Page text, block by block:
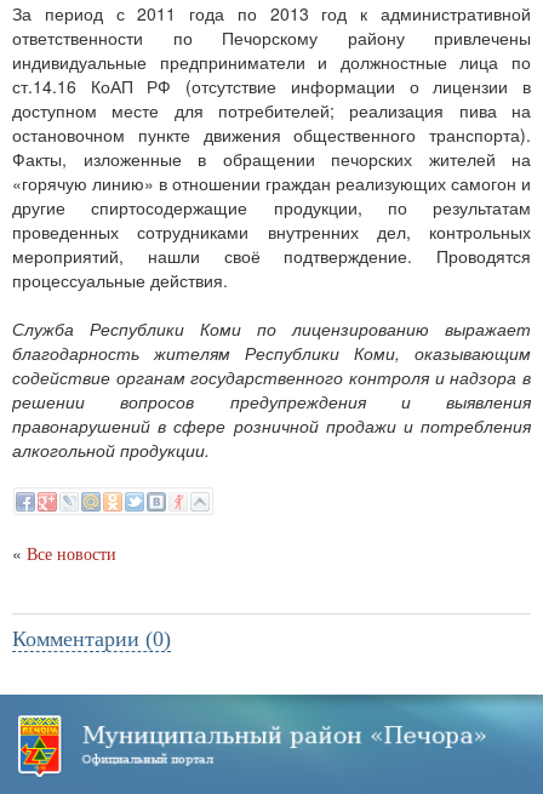
За период с 2011 года по 2013 год к административной
ответственности по Печорскому району привлечены
индивидуальные предприниматели и должностные лица по
ст.14.16 КоАП РФ (отсутствие информации о лицензии в
доступном месте для потребителей; реализация пива на
остановочном пункте движения общественного транспорта).
Факты, изложенные в обращении печорских жителей на
«горячую линию» в отношении граждан реализующих самогон и
другие спиртосодержащие продукции, по результатам
проведенных сотрудниками внутренних дел, контрольных
мероприятий, нашли своё подтверждение. Проводятся
процессуальные действия.
Служба Республики Коми по лицензированию выражает
благодарность жителям Республики Коми, оказывающим
содействие органам государственного контроля и надзора в
решении вопросов предупреждения и выявления
правонарушений в сфере розничной продажи и потребления
алкогольной продукции.
« Все новости
Комментарии (0)